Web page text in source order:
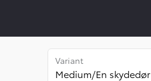
Variant
Medium/En skydedør